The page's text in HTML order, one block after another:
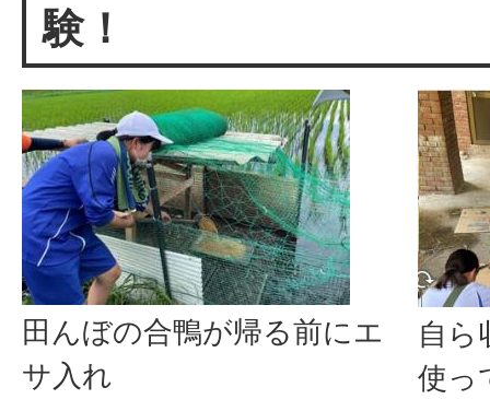
験！
田んぼの合鴨が帰る前にエ
サ入れ
自ら
使っ